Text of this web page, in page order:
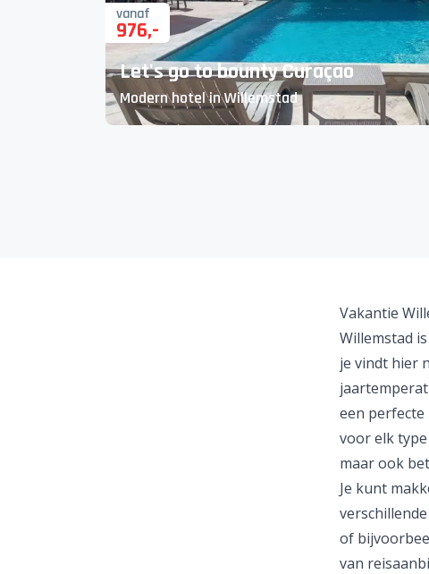
vanaf
976,-
Let's go to bounty Curaçao
Modern hotel in Willemstad
Vakantie
Willemstad
je vindt hier
een perfecte
voor elk
maar ook
Je kunt
of
van